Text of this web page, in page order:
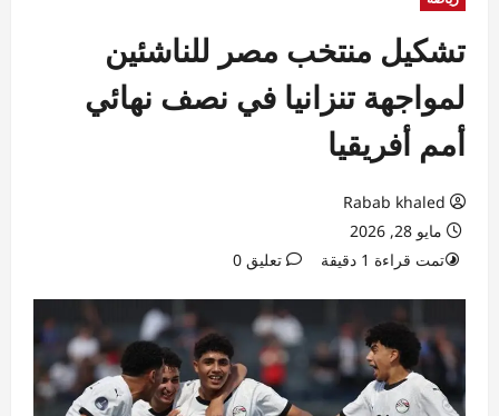
تشكيل منتخب مصر للناشئين
لمواجهة تنزانيا في نصف نهائي
أمم أفريقيا
Rabab khaled
مايو 28, 2026
تمت قراءة 1 دقيقة
تعليق 0